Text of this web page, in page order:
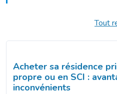
Tout
Acheter sa résidence
propre ou en SCI :
inconvénients